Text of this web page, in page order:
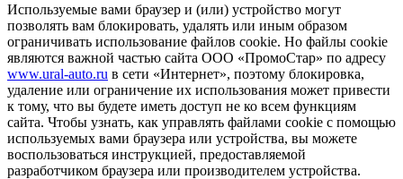
Используемые вами браузер и (или) устройство могут
позволять вам блокировать, удалять или иным образом
ограничивать использование файлов cookie. Но файлы cookie
являются важной частью сайта ООО «ПромоСтар» по адресу
www.ural-auto.ru в сети «Интернет», поэтому блокировка,
удаление или ограничение их использования может привести
к тому, что вы будете иметь доступ не ко всем функциям
сайта. Чтобы узнать, как управлять файлами cookie с помощью
используемых вами браузера или устройства, вы можете
воспользоваться инструкцией, предоставляемой
разработчиком браузера или производителем устройства.